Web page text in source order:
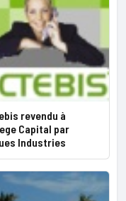
revendu à
Capital par
Industries